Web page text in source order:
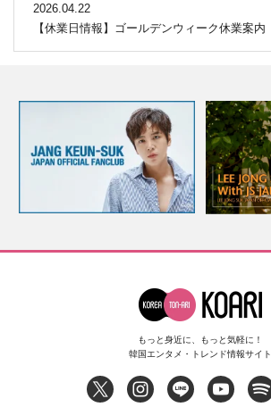
2026.04.22
【休業日情報】ゴールデンウィーク休業案内
もっと身近に、もっと気軽に！
韓国エンタメ・トレンド情報サイト